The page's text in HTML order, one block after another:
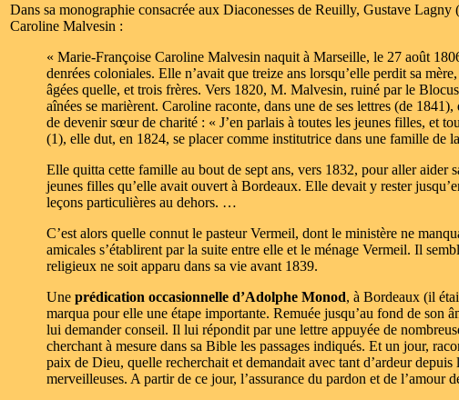
Dans sa monographie consacrée aux Diaconesses de Reuilly, Gustave
Caroline Malvesin :
« Marie-Françoise Caroline Malvesin naquit à Marseille, le 27 août
denrées coloniales. Elle n’avait que treize ans lorsqu’elle perdit sa
âgées quelle, et trois frères. Vers 1820, M. Malvesin, ruiné par le
aînées se marièrent. Caroline raconte, dans une de ses lettres (de
de devenir sœur de charité : « J’en parlais à toutes les jeunes filles, et
(1), elle dut, en 1824, se placer comme institutrice dans une famille de
Elle quitta cette famille au bout de sept ans, vers 1832, pour aller aider
jeunes filles qu’elle avait ouvert à Bordeaux. Elle devait y rester
leçons particulières au dehors. …
C’est alors quelle connut le pasteur Vermeil, dont le ministère ne
amicales s’établirent par la suite entre elle et le ménage Vermeil. Il
religieux ne soit apparu dans sa vie avant 1839.
Une prédication occasionnelle d’Adolphe Monod, à Bordeaux (il
marqua pour elle une étape importante. Remuée jusqu’au fond de
lui demander conseil. Il lui répondit par une lettre appuyée de
cherchant à mesure dans sa Bible les passages indiqués. Et un jour,
paix de Dieu, quelle recherchait et demandait avec tant d’ardeur
merveilleuses. A partir de ce jour, l’assurance du pardon et de